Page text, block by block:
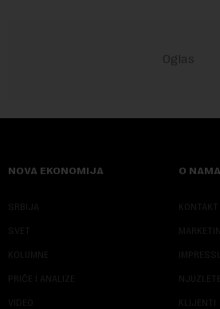
NOVA EKONOMIJA
SRBIJA
SVET
KOLUMNE
PRIČE I ANALIZE
VIDEO
O NAMA
KONTAKT
KLIJENTI